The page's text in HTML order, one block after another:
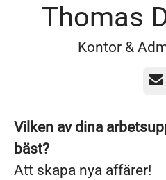
Thomas
Kontor &
E-
Vilken av dina
bäst?
Att skapa nya affärer!